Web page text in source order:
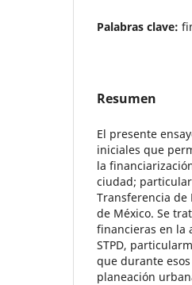
Palabras clave:
Resumen
El presente
iniciales que
la
ciudad;
Transferencia de
de México. Se
financieras en la
STPD,
que durante
planeación